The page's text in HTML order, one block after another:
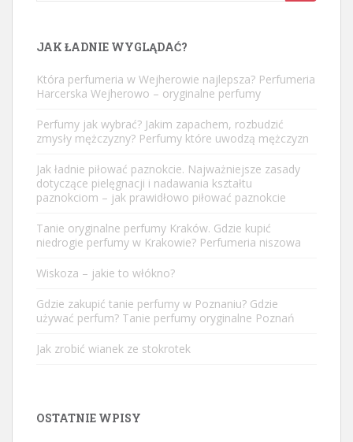
JAK ŁADNIE WYGLĄDAĆ?
Która perfumeria w Wejherowie najlepsza? Perfumeria
Harcerska Wejherowo – oryginalne perfumy
Perfumy jak wybrać? Jakim zapachem, rozbudzić
zmysły mężczyzny? Perfumy które uwodzą mężczyzn
Jak ładnie piłować paznokcie. Najważniejsze zasady
dotyczące pielęgnacji i nadawania kształtu
paznokciom – jak prawidłowo piłować paznokcie
Tanie oryginalne perfumy Kraków. Gdzie kupić
niedrogie perfumy w Krakowie? Perfumeria niszowa
Wiskoza – jakie to włókno?
Gdzie zakupić tanie perfumy w Poznaniu? Gdzie
używać perfum? Tanie perfumy oryginalne Poznań
Jak zrobić wianek ze stokrotek
OSTATNIE WPISY